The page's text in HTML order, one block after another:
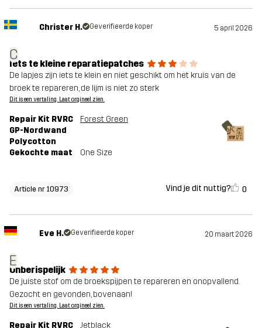
C
Christer H. Geverifieerde koper 5 april 2026
Iets te kleine reparatiepatches
De lapjes zijn iets te klein en niet geschikt om het kruis van de
broek te repareren, de lijm is niet zo sterk
Dit is een vertaling. Laat orgineel zien.
Repair Kit RVRC
GP-Nordwand
Polycotton
Forest Green
Gekochte maat One Size
Article nr 10973 Vind je dit nuttig? 0
E
Eve H. Geverifieerde koper 20 maart 2026
Onberispelijk
De juiste stof om de broekspijpen te repareren en onopvallend.
Gezocht en gevonden, bovenaan!
Dit is een vertaling. Laat orgineel zien.
Repair Kit RVRC
Jetblack